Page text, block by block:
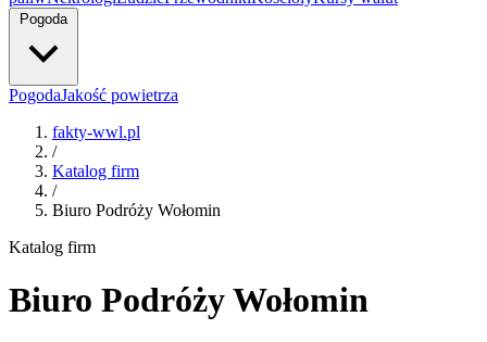
Pogoda
PogodaJakość powietrza
fakty-wwl.pl
/
Katalog firm
/
Biuro Podróży Wołomin
Katalog firm
Biuro Podróży Wołomin